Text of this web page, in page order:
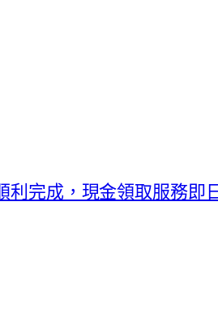
利完成，現金領取服務即